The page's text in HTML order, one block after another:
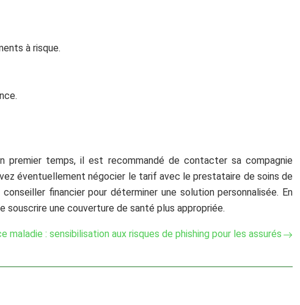
à risque.
premier temps, il est recommandé de contacter sa compagnie
éventuellement négocier le tarif avec le prestataire de soins de
financier pour déterminer une solution personnalisée. En
souscrire une couverture de santé plus appropriée.
maladie : sensibilisation aux risques de phishing pour les assurés